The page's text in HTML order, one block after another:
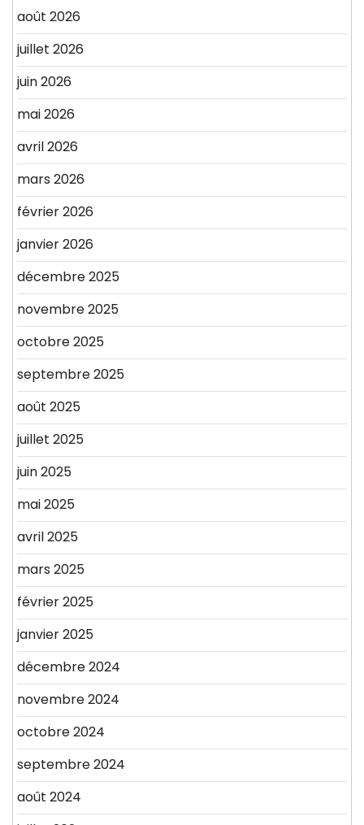
août 2026
juillet 2026
juin 2026
mai 2026
avril 2026
mars 2026
février 2026
janvier 2026
décembre 2025
novembre 2025
octobre 2025
septembre 2025
août 2025
juillet 2025
juin 2025
mai 2025
avril 2025
mars 2025
février 2025
janvier 2025
décembre 2024
novembre 2024
octobre 2024
septembre 2024
août 2024